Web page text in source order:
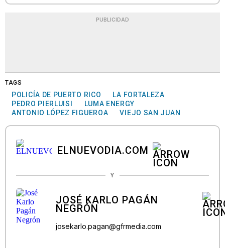
PUBLICIDAD
TAGS
POLICÍA DE PUERTO RICO
LA FORTALEZA
PEDRO PIERLUISI
LUMA ENERGY
ANTONIO LÓPEZ FIGUEROA
VIEJO SAN JUAN
ELNUEVODIA.COM
Y
JOSÉ KARLO PAGÁN
NEGRÓN
josekarlo.pagan@gfrmedia.com